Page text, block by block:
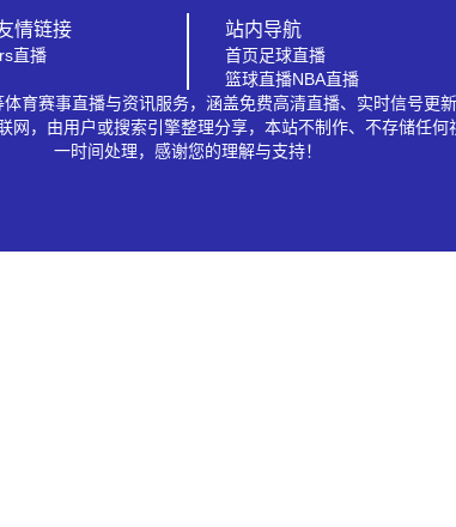
情链接
直播
站内导航
首页足球直播
篮球直播NBA直播
育赛事直播与资讯服务，涵盖免费高清直播、实时信号更
，由用户或搜索引擎整理分享，本站不制作、不存储任
一时间处理，感谢您的理解与支持！